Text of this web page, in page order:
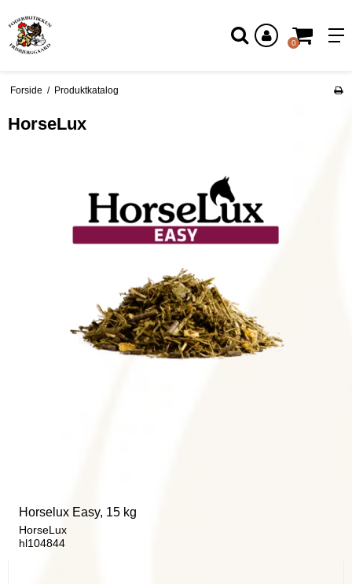
Log ind
0
Forside / Produktkatalog
HorseLux
Horselux Easy, 15 kg
HorseLux
hl104844